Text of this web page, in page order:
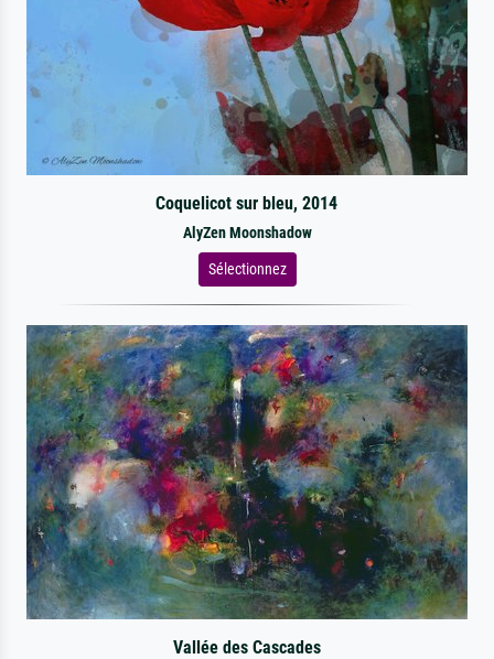
Coquelicot sur bleu, 2014
AlyZen Moonshadow
Sélectionnez
Vallée des Cascades